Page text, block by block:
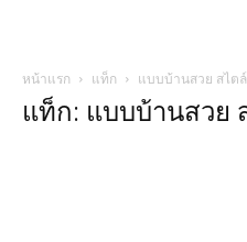
หน้าแรก แท็ก แบบบ้านสวย สไต
แท็ก: แบบบ้านสวย